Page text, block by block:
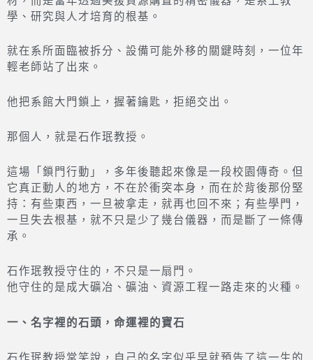
學、研究與人才培育的根基。
就在系所面臨被拆分、設備可能外移的關鍵時刻，一位年
輕老師站了出來。
他把系館大門鎖上，握著鑰匙，拒絕交出。
那個人，就是石作珉教授。
這場「鎖門行動」，多年後聽起來像是一段校園傳奇。但
它真正動人的地方，不在於衝突本身，而在於背後那份堅
持：有些東西，一旦被拿走，就再也回不來；有些學門，
一旦失去根基，就不只是少了幾台儀器，而是斷了一條傳
承。
石作珉教授守住的，不只是一扇門。
他守住的是成大礦冶、礦油、資源工程一路走來的火種。
一、名字裡的石頭，命運裡的寶石